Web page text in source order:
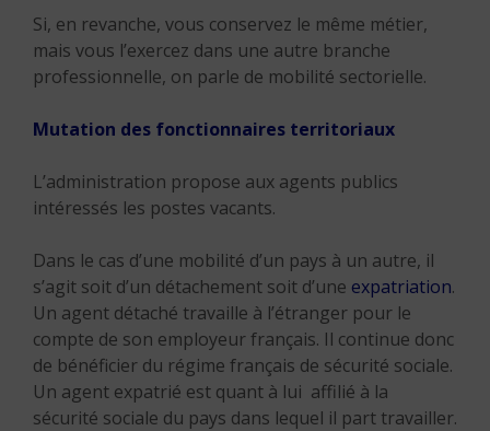
Si, en revanche, vous conservez le même métier,
mais vous l’exercez dans une autre branche
professionnelle, on parle de mobilité sectorielle.
Mutation des fonctionnaires territoriaux
L’administration propose aux agents publics
intéressés les postes vacants.
Dans le cas d’une mobilité d’un pays à un autre, il
s’agit soit d’un détachement soit d’une expatriation.
Un agent détaché travaille à l’étranger pour le
compte de son employeur français. Il continue donc
de bénéficier du régime français de sécurité sociale.
Un agent expatrié est quant à lui affilié à la
sécurité sociale du pays dans lequel il part travailler.